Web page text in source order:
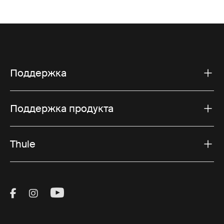
Поддержка
Поддержка продукта
Thule
Visit Thule on Facebook (external link)
Visit Thule on Instagram (external link)
Visit Thule on Youtube (external